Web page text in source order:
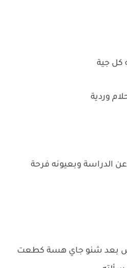
كل جية
وردية
الدراسة وبعيونه فرحة
بعد شنو جاي هسة كطعت